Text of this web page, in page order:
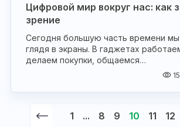
Цифровой мир вокруг нас: как
зрение
Сегодня большую часть времени мы
глядя в экраны. В гаджетах
делаем покупки, общаемся…
1 ... 8 9 10 11 12